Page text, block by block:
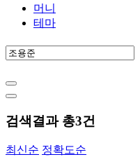
머니
테마
검색결과 총3건
최신순 정확도순